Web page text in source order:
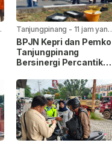
Tanjungpinang - 11 jam yang
lalu
BPJN Kepri dan Pemko
Tanjungpinang
Bersinergi Percantik
Menjelang HUT RI